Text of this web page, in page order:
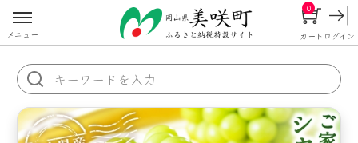
メニュー カート
0
ログイン